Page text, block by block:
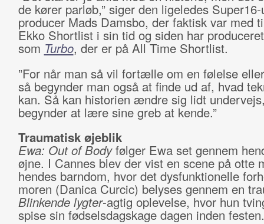
de kører parløb,” siger den ligeledes
producer Mads Damsbo, der faktisk var med
Ekko Shortlist i sin tid og siden har
som Turbo, der er på All Time Shortlist.
”For når man så vil fortælle om en følelse
så begynder man også at finde ud af, hvad
kan. Så kan historien ændre sig lidt
begynder at lære sine greb at kende.”
Traumatisk øjeblik
Ewa: Out of Bodyfølger Ewa set gennem
øjne. I Cannes blev der vist en scene på otte
hendes barndom, hvor det dysfunktionelle
moren (Danica Curcic) belyses gennem en
Blinkende lygter-agtig oplevelse, hvor hun
spise sin fødselsdagskage dagen inden festen.